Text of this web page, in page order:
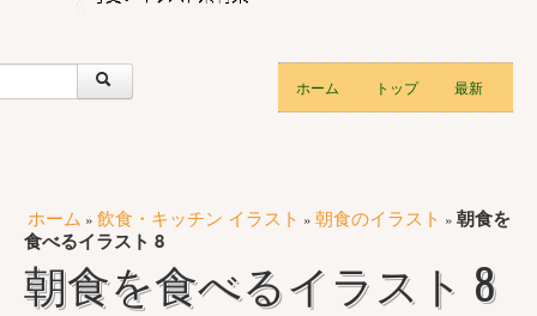
ホーム トップ 最新
ホーム » 飲食・キッチン イラスト » 朝食のイラスト » 朝食を
食べるイラスト 8
朝食を食べるイラスト 8